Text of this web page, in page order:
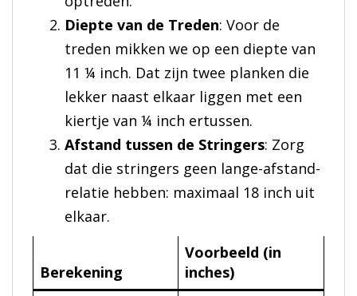
Diepte van de Treden: Voor de
treden mikken we op een diepte van
11 ¼ inch. Dat zijn twee planken die
lekker naast elkaar liggen met een
kiertje van ¼ inch ertussen.
Afstand tussen de Stringers: Zorg
dat die stringers geen lange-afstand-
relatie hebben: maximaal 18 inch uit
elkaar.
Berekening
Voorbeeld (in
inches)